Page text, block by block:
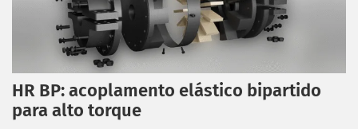
HR BP: acoplamento elástico bipartido
para alto torque